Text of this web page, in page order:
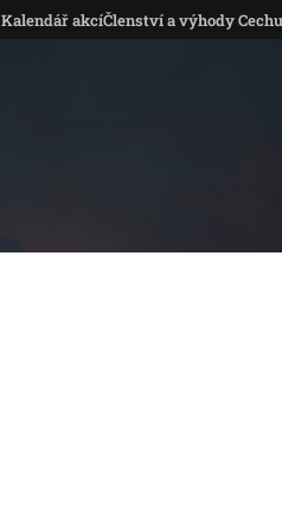
Kalendář akcíČlenství a výhody Cechu